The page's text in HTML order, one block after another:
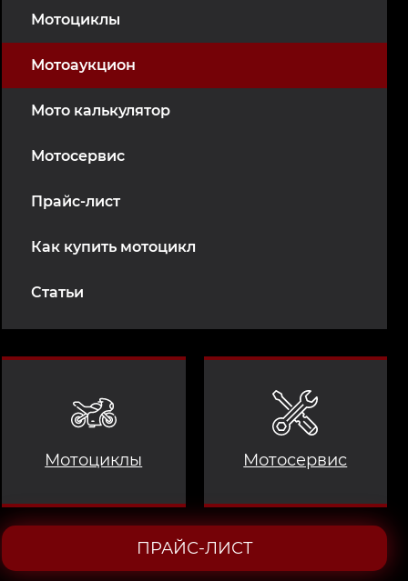
Мотоциклы
Мотоаукцион
Мото калькулятор
Мотосервис
Прайс-лист
Как купить мотоцикл
Статьи
Мотоциклы Мотосервис
ПРАЙС-ЛИСТ